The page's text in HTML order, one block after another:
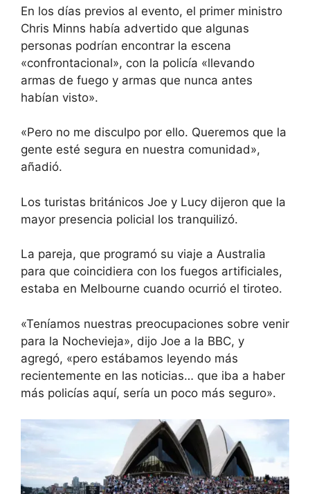
En los días previos al evento, el primer ministro
Chris Minns había advertido que algunas
personas podrían encontrar la escena
«confrontacional», con la policía «llevando
armas de fuego y armas que nunca antes
habían visto».
«Pero no me disculpo por ello. Queremos que la
gente esté segura en nuestra comunidad»,
añadió.
Los turistas británicos Joe y Lucy dijeron que la
mayor presencia policial los tranquilizó.
La pareja, que programó su viaje a Australia
para que coincidiera con los fuegos artificiales,
estaba en Melbourne cuando ocurrió el tiroteo.
«Teníamos nuestras preocupaciones sobre venir
para la Nochevieja», dijo Joe a la BBC, y
agregó, «pero estábamos leyendo más
recientemente en las noticias… que iba a haber
más policías aquí, sería un poco más seguro».